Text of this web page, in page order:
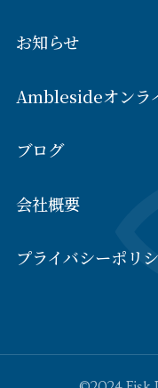
お知らせ
Amblesideオンラ
ブログ
会社概要
プライバシーポリ